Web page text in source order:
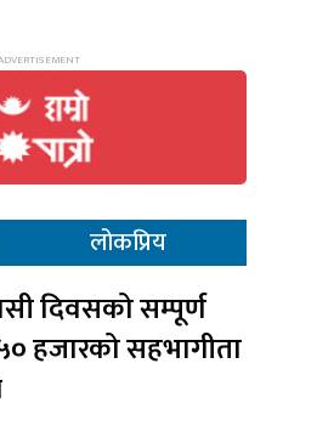
लोकप्रिय
दिवसको सम्पूर्ण
हजारको सहभागीता